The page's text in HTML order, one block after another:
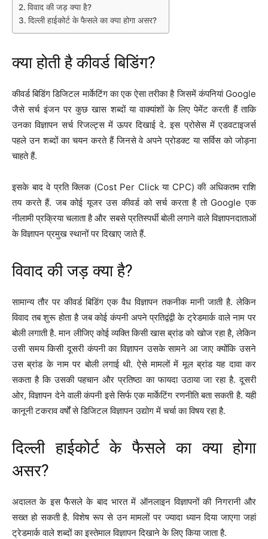
विवाद की जड़ क्या है?
दिल्ली हाईकोर्ट के फैसले का क्या होगा असर?
क्या होती है कीवर्ड बिडिंग?
कीवर्ड बिडिंग डिजिटल मार्केटिंग का एक ऐसा तरीका है जिसमें कंपनियां Google
जैसे सर्च इंजन पर कुछ खास शब्दों या वाक्यांशों के लिए पेमेंट करती हैं ताकि
उनका विज्ञापन सर्च रिजल्ट्स में ऊपर दिखाई दे. इस प्रोसेस में एडवटाइजर्स
पहले उन शब्दों का चयन करते हैं जिनसे वे अपने प्रोडक्ट या सर्विस को जोड़ना
चाहते हैं.
इसके बाद वे प्रति क्लिक (Cost Per Click या CPC) की अधिकतम राशि
तय करते हैं. जब कोई यूजर उस कीवर्ड को सर्च करता है तो Google एक
नीलामी प्रक्रिया चलाता है और सबसे प्रतिस्पर्धी बोली लगाने वाले विज्ञापनदाताओं
के विज्ञापन प्रमुख स्थानों पर दिखाए जाते हैं.
विवाद की जड़ क्या है?
सामान्य तौर पर कीवर्ड बिडिंग एक वैध विज्ञापन तकनीक मानी जाती है. लेकिन
विवाद तब शुरू होता है जब कोई कंपनी अपने प्रतिद्वंद्वी के ट्रेडमार्क वाले नाम पर
बोली लगाती है. मान लीजिए कोई व्यक्ति किसी खास ब्रांड को खोज रहा है, लेकिन
उसी समय किसी दूसरी कंपनी का विज्ञापन उसके सामने आ जाए क्योंकि उसने
उस ब्रांड के नाम पर बोली लगाई थी. ऐसे मामलों में मूल ब्रांड यह दावा कर
सकता है कि उसकी पहचान और प्रतिष्ठा का फायदा उठाया जा रहा है. दूसरी
ओर, विज्ञापन देने वाली कंपनी इसे सिर्फ एक मार्केटिंग रणनीति बता सकती है. यही
कानूनी टकराव वर्षों से डिजिटल विज्ञापन उद्योग में चर्चा का विषय रहा है.
दिल्ली हाईकोर्ट के फैसले का क्या होगा
असर?
अदालत के इस फैसले के बाद भारत में ऑनलाइन विज्ञापनों की निगरानी और
सख्त हो सकती है. विशेष रूप से उन मामलों पर ज्यादा ध्यान दिया जाएगा जहां
ट्रेडमार्क वाले शब्दों का इस्तेमाल विज्ञापन दिखाने के लिए किया जाता है.